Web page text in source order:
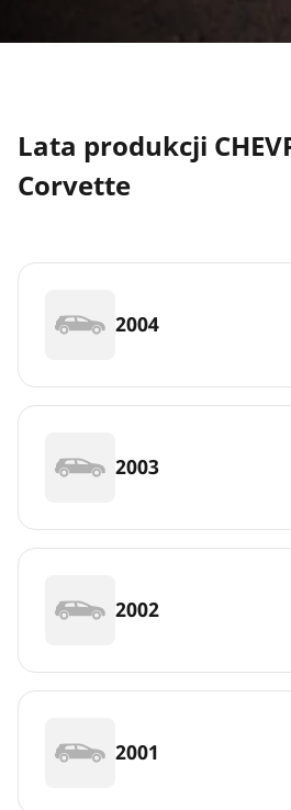
Lata produkcji
Corvette
2004
2003
2002
2001